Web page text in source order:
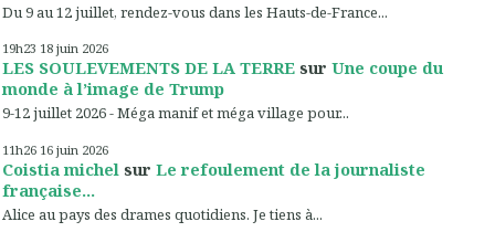
Du 9 au 12 juillet, rendez-vous dans les Hauts-de-France...
19h23 18 juin 2026
LES SOULEVEMENTS DE LA TERRE sur Une coupe du
monde à l’image de Trump
9-12 juillet 2026 - Méga manif et méga village pour...
11h26 16 juin 2026
Coistia michel sur Le refoulement de la journaliste
française...
Alice au pays des drames quotidiens. Je tiens à...